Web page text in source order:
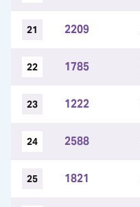
21 2209
22 1785
23 1222
24 2588
25 1821